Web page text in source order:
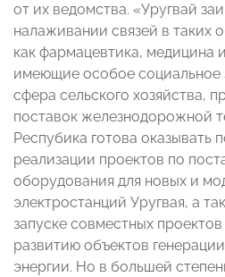
от их ведомства. «Уругвай
налаживании связей в таких
как фармацевтика, медицина
имеющие особое социальное
сфера сельского хозяйства,
поставок железнодорожной
Респубика готова оказывать
реализации проектов по
оборудования для новых и
электростанций Уругвая, а
запуске совместных
развитию объектов
энергии. Но в большей